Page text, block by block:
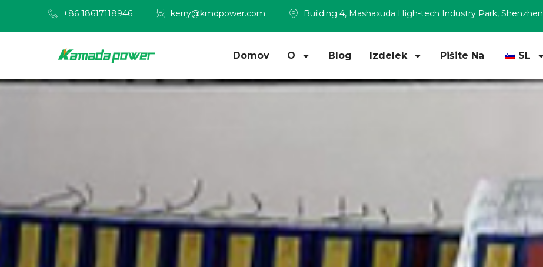
+86 18617118946 kerry@kmdpower.com Building 4, Mashaxuda High-tech Industry Park, Shenzhen
Domov O Blog Izdelek Pišite Na SL